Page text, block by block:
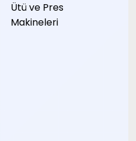
Ütü ve Pres
Makineleri